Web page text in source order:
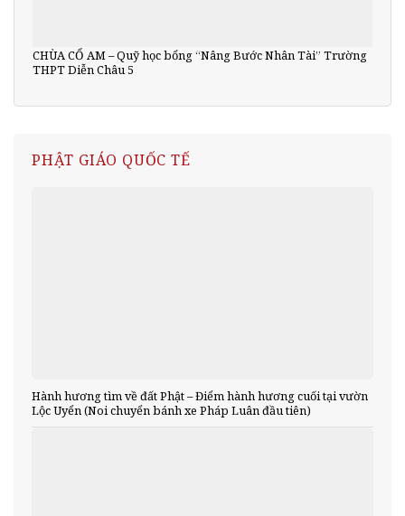
CHÙA CỔ AM – Quỹ học bổng “Nâng Bước Nhân Tài” Trường
THPT Diễn Châu 5
PHẬT GIÁO QUỐC TẾ
Hành hương tìm về đất Phật – Điểm hành hương cuối tại vườn
Lộc Uyển (Noi chuyển bánh xe Pháp Luân đầu tiên)